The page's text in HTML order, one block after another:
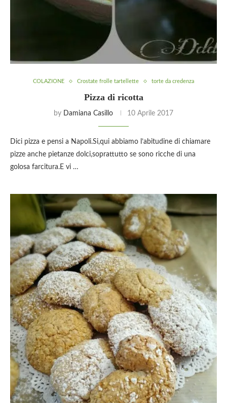
COLAZIONE Crostate frolle tartellette torte da credenza
Pizza di ricotta
by Damiana Casillo 10 Aprile 2017
Dici pizza e pensi a Napoli.Si,qui abbiamo l’abitudine di chiamare
pizze anche pietanze dolci,soprattutto se sono ricche di una
golosa farcitura.E vi …